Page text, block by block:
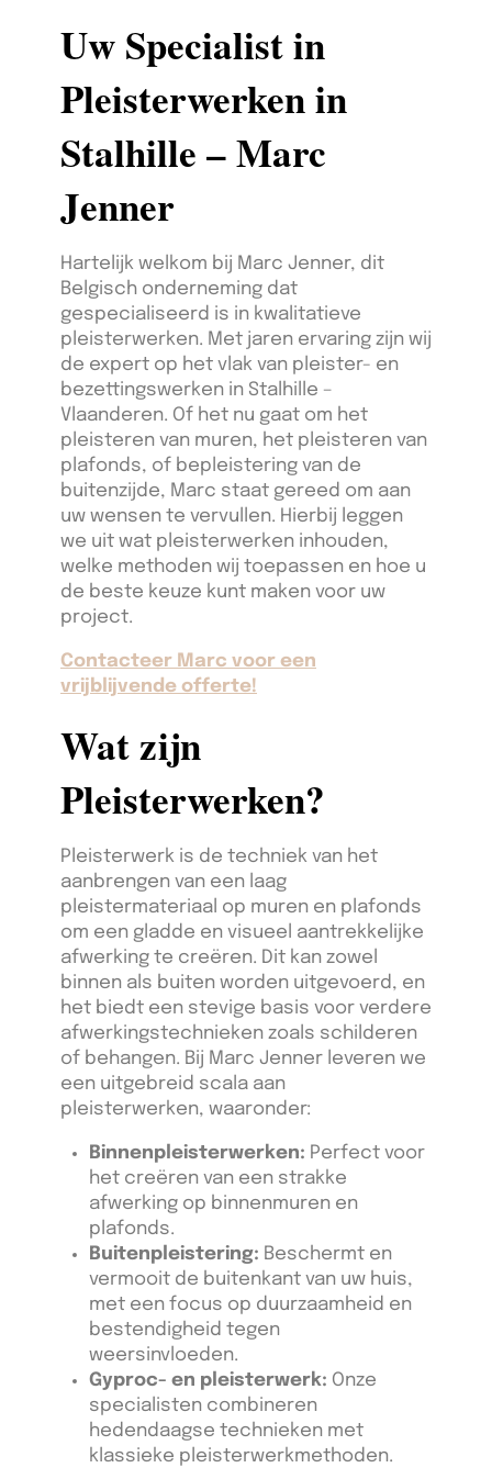
Uw Specialist in
Pleisterwerken in
Stalhille – Marc
Jenner
Hartelijk welkom bij Marc Jenner, dit
Belgisch onderneming dat
gespecialiseerd is in kwalitatieve
pleisterwerken. Met jaren ervaring zijn wij
de expert op het vlak van pleister- en
bezettingswerken in Stalhille –
Vlaanderen. Of het nu gaat om het
pleisteren van muren, het pleisteren van
plafonds, of bepleistering van de
buitenzijde, Marc staat gereed om aan
uw wensen te vervullen. Hierbij leggen
we uit wat pleisterwerken inhouden,
welke methoden wij toepassen en hoe u
de beste keuze kunt maken voor uw
project.
Contacteer Marc voor een
vrijblijvende offerte!
Wat zijn
Pleisterwerken?
Pleisterwerk is de techniek van het
aanbrengen van een laag
pleistermateriaal op muren en plafonds
om een gladde en visueel aantrekkelijke
afwerking te creëren. Dit kan zowel
binnen als buiten worden uitgevoerd, en
het biedt een stevige basis voor verdere
afwerkingstechnieken zoals schilderen
of behangen. Bij Marc Jenner leveren we
een uitgebreid scala aan
pleisterwerken, waaronder:
Binnenpleisterwerken: Perfect voor
het creëren van een strakke
afwerking op binnenmuren en
plafonds.
Buitenpleistering: Beschermt en
vermooit de buitenkant van uw huis,
met een focus op duurzaamheid en
bestendigheid tegen
weersinvloeden.
Gyproc- en pleisterwerk: Onze
specialisten combineren
hedendaagse technieken met
klassieke pleisterwerkmethoden.